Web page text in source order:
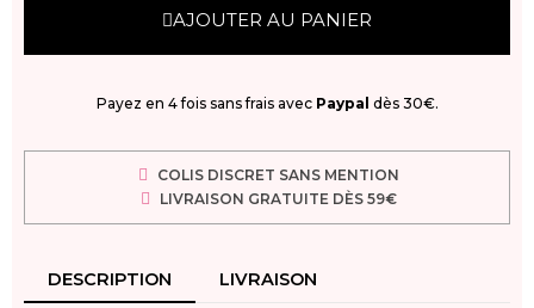
AJOUTER AU PANIER
Payez en 4 fois sans frais avec Paypal dès 30€.
COLIS DISCRET SANS MENTION
LIVRAISON GRATUITE DÈS 59€
DESCRIPTION LIVRAISON